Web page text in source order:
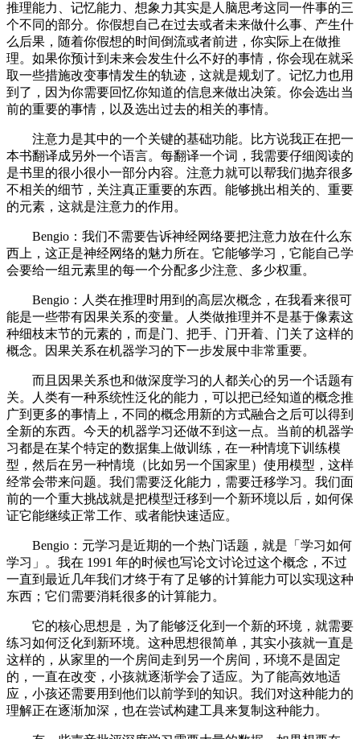
推理能力、记忆能力、想象力其实是人脑思考这同一件事的三
个不同的部分。你假想自己在过去或者未来做什么事、产生什
么后果，随着你假想的时间倒流或者前进，你实际上在做推
理。如果你预计到未来会发生什么不好的事情，你会现在就采
取一些措施改变事情发生的轨迹，这就是规划了。记忆力也用
到了，因为你需要回忆你知道的信息来做出决策。你会选出当
前的重要的事情，以及选出过去的相关的事情。
注意力是其中的一个关键的基础功能。比方说我正在把一
本书翻译成另外一个语言。每翻译一个词，我需要仔细阅读的
是书里的很小很小一部分内容。注意力就可以帮我们抛弃很多
不相关的细节，关注真正重要的东西。能够挑出相关的、重要
的元素，这就是注意力的作用。
Bengio：我们不需要告诉神经网络要把注意力放在什么东
西上，这正是神经网络的魅力所在。它能够学习，它能自己学
会要给一组元素里的每一个分配多少注意、多少权重。
Bengio：人类在推理时用到的高层次概念，在我看来很可
能是一些带有因果关系的变量。人类做推理并不是基于像素这
种细枝末节的元素的，而是门、把手、门开着、门关了这样的
概念。因果关系在机器学习的下一步发展中非常重要。
而且因果关系也和做深度学习的人都关心的另一个话题有
关。人类有一种系统性泛化的能力，可以把已经知道的概念推
广到更多的事情上，不同的概念用新的方式融合之后可以得到
全新的东西。今天的机器学习还做不到这一点。当前的机器学
习都是在某个特定的数据集上做训练，在一种情境下训练模
型，然后在另一种情境（比如另一个国家里）使用模型，这样
经常会带来问题。我们需要泛化能力，需要迁移学习。我们面
前的一个重大挑战就是把模型迁移到一个新环境以后，如何保
证它能继续正常工作、或者能快速适应。
Bengio：元学习是近期的一个热门话题，就是「学习如何
学习」。我在 1991 年的时候也写论文讨论过这个概念，不过
一直到最近几年我们才终于有了足够的计算能力可以实现这种
东西；它们需要消耗很多的计算能力。
它的核心思想是，为了能够泛化到一个新的环境，就需要
练习如何泛化到新环境。这种思想很简单，其实小孩就一直是
这样的，从家里的一个房间走到另一个房间，环境不是固定
的，一直在改变，小孩就逐渐学会了适应。为了能高效地适
应，小孩还需要用到他们以前学到的知识。我们对这种能力的
理解正在逐渐加深，也在尝试构建工具来复制这种能力。